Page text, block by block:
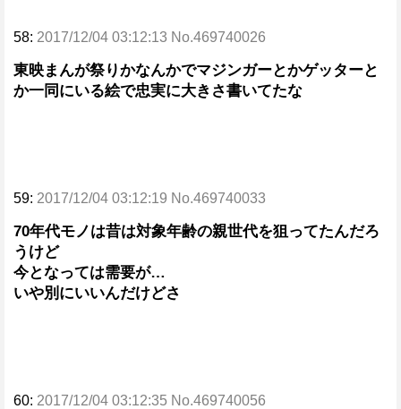
58: 2017/12/04 03:12:13 No.469740026
東映まんが祭りかなんかでマジンガーとかゲッターと
か一同にいる絵で忠実に大きさ書いてたな
59: 2017/12/04 03:12:19 No.469740033
70年代モノは昔は対象年齢の親世代を狙ってたんだろ
うけど
今となっては需要が…
いや別にいいんだけどさ
60: 2017/12/04 03:12:35 No.469740056